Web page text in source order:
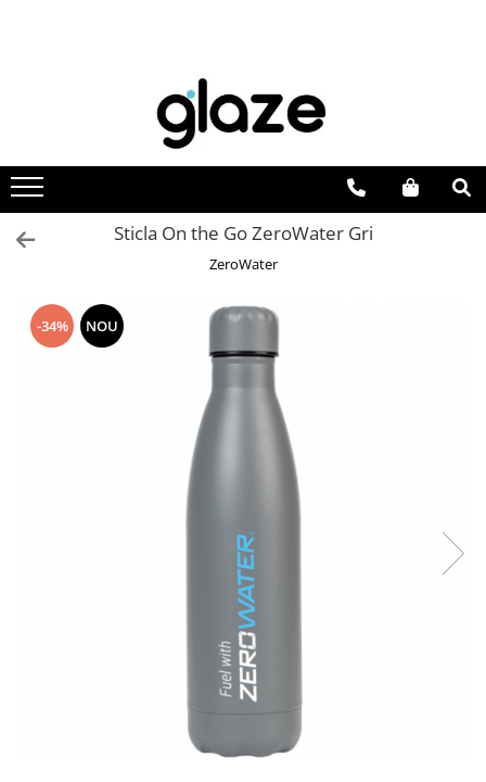
Sticla On the Go ZeroWater Gri
ZeroWater
-34% NOU